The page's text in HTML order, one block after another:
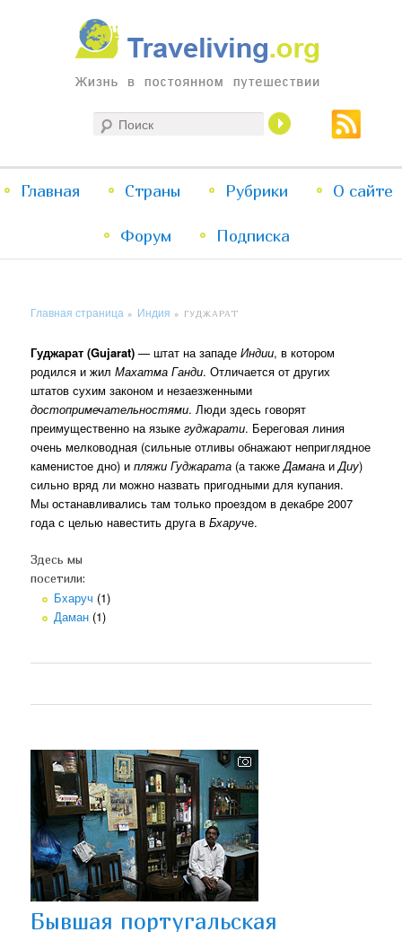
Traveliving
Жизнь в постоянном путешествии
меню
Перейти
к
Перейти
к
Главная Страны Рубрики О сайте
Форум Подписка
Главная страница » Индия » ГУДЖАРАТ
Гуджарат (Gujarat) — штат на западеИндии, в котором
родился и жилМахатма Ганди. Отличается от других
штатов сухим законом и незаезженными
достопримечательностями. Люди здесь говорят
преимущественно на языкегуджарати. Береговая линия
очень мелководная (сильные отливы обнажают неприглядное
каменистое дно) ипляжи Гуджарата (а такжеДамана иДиу)
сильно вряд ли можно назвать пригодными для купания.
Мы останавливались там только проездом в декабре 2007
года с целью навестить друга вБхаруче.
Здесь мы
посетили:
Бхаруч (1)
Даман (1)
Бывшая португальская